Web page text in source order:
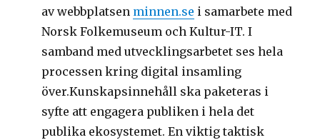
av webbplatsen minnen.se i samarbete med
Norsk Folkemuseum och Kultur-IT. I
samband med utvecklingsarbetet ses hela
processen kring digital insamling
över.Kunskapsinnehåll ska paketeras i
syfte att engagera publiken i hela det
publika ekosystemet. En viktig taktisk